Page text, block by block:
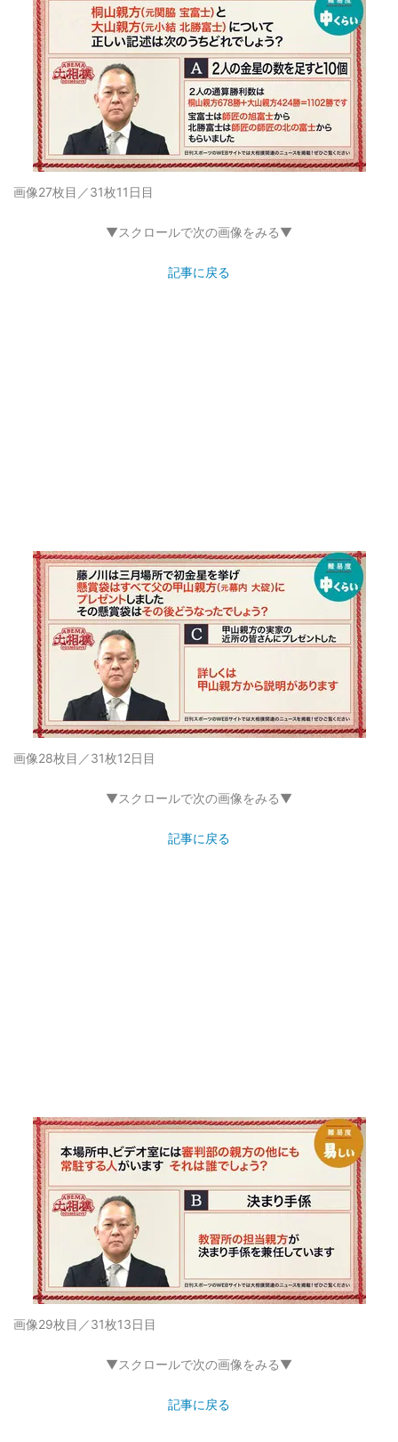
画像27枚目／31枚11日目
▼スクロールで次の画像をみる▼
記事に戻る
画像28枚目／31枚12日目
▼スクロールで次の画像をみる▼
記事に戻る
画像29枚目／31枚13日目
▼スクロールで次の画像をみる▼
記事に戻る